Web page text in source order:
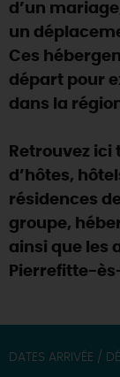
d’un
un
Ces
départ pour
dans la
Retrouvez ici
d’hôtes,
résidences
groupe,
ainsi que les
Pierrefitte-
DATES ARRIVÉE /